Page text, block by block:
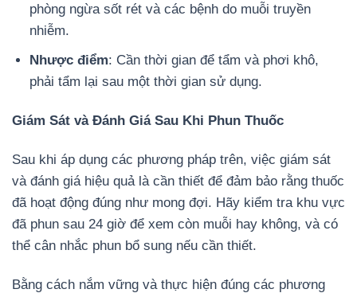
phòng ngừa sốt rét và các bệnh do muỗi truyền
nhiễm.
Nhược điểm: Cần thời gian để tẩm và phơi khô,
phải tẩm lại sau một thời gian sử dụng.
Giám Sát và Đánh Giá Sau Khi Phun Thuốc
Sau khi áp dụng các phương pháp trên, việc giám sát
và đánh giá hiệu quả là cần thiết để đảm bảo rằng thuốc
đã hoạt động đúng như mong đợi. Hãy kiểm tra khu vực
đã phun sau 24 giờ để xem còn muỗi hay không, và có
thể cân nhắc phun bổ sung nếu cần thiết.
Bằng cách nắm vững và thực hiện đúng các phương